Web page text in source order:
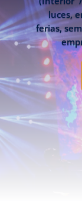
luces,
ferias,